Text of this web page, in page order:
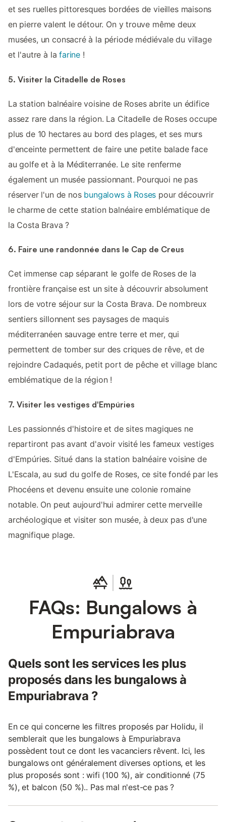
et ses ruelles pittoresques bordées de vieilles maisons
en pierre valent le détour. On y trouve même deux
musées, un consacré à la période médiévale du village
et l'autre à lafarine !
5. Visiter la Citadelle de Roses
La station balnéaire voisine de Roses abrite un édifice
assez rare dans la région. La Citadelle de Roses occupe
plus de 10 hectares au bord des plages, et ses murs
d'enceinte permettent de faire une petite balade face
au golfe et à la Méditerranée. Le site renferme
également un musée passionnant. Pourquoi ne pas
réserver l'un de nos bungalows à Roses pour découvrir
le charme de cette station balnéaire emblématique de
la Costa Brava ?
6. Faire une randonnée dans le Cap de Creus
Cet immense cap séparant le golfe de Roses de la
frontière française est un site à découvrir absolument
lors de votre séjour sur la Costa Brava. De nombreux
sentiers sillonnent ses paysages de maquis
méditerranéen sauvage entre terre et mer, qui
permettent de tomber sur des criques de rêve, et de
rejoindre Cadaqués, petit port de pêche et village blanc
emblématique de la région !
7. Visiter les vestiges d'Empúries
Les passionnés d'histoire et de sites magiques ne
repartiront pas avant d'avoir visité les fameux vestiges
d'Empúries. Situé dans la station balnéaire voisine de
L'Escala, au sud du golfe de Roses, ce site fondé par les
Phocéens et devenu ensuite une colonie romaine
notable. On peut aujourd'hui admirer cette merveille
archéologique et visiter son musée, à deux pas d'une
magnifique plage.
FAQs: Bungalows à
Empuriabrava
Quels sont les services les plus
proposés dans les bungalows à
Empuriabrava ?
En ce qui concerne les filtres proposés par Holidu, il
semblerait que les bungalows à Empuriabrava
possèdent tout ce dont les vacanciers rêvent. Ici, les
bungalows ont généralement diverses options, et les
plus proposés sont : wifi (100 %), air conditionné (75
%), et balcon (50 %).. Pas mal n'est-ce pas ?